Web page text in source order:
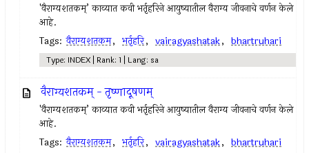
'वैराग्यशतकम्’ काव्यात कवी भर्तृहरिने आयुष्यातील वैराग्य जीवनाचे वर्णन केले
आहे.
Tags: वैराग्यशतकम, भर्तृहरि, vairagyashatak, bhartruhari
Type: INDEX | Rank: 1 | Lang: sa
वैराग्यशतकम् - तृष्णादूषणम्
'वैराग्यशतकम्’ काव्यात कवी भर्तृहरिने आयुष्यातील वैराग्य जीवनाचे वर्णन केले
आहे.
Tags: वैराग्यशतकम, भर्तृहरि, vairagyashatak, bhartruhari